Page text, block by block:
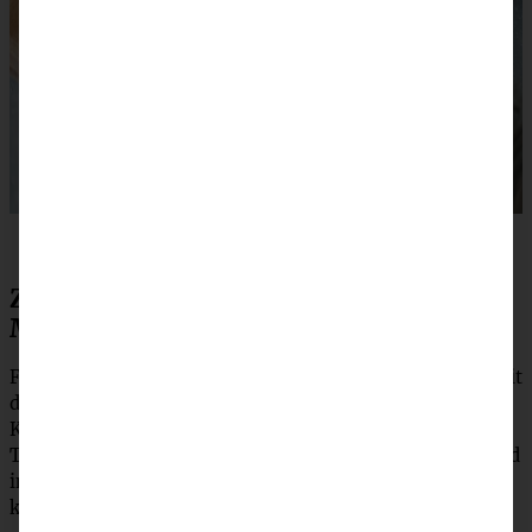
Zubereitung fruchtige Beeren-Tarte mit
Mascarpone-Creme
Für den Teig die Butter in kleine Würfel schneiden und mit
den restlichen Zutaten in eine Schüssel geben. Mit den
Knethaken des Handrührgerätes zu einem krümeligen
Teig kneten. Mit den Händen fertig zusammen kneten und
in Backpapier gewickelt für mindestens eine Stunde
kühlen.